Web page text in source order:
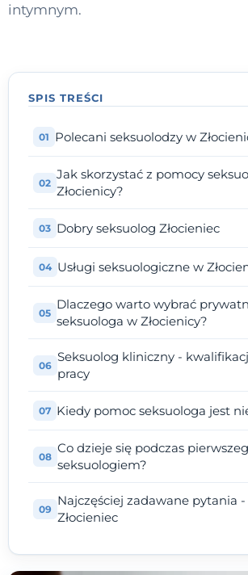
intymnym.
SPIS TREŚCI
Polecani seksuolodzy w
Jak skorzystać z pomocy
Złocienicy?
Dobry seksuolog Złocieniec
Usługi seksuologiczne w
Dlaczego warto wybrać
seksuologa w Złocienicy?
Seksuolog kliniczny -
pracy
Kiedy pomoc seksuologa jest
Co dzieje się podczas
seksuologiem?
Najczęściej zadawane pytania
Złocieniec